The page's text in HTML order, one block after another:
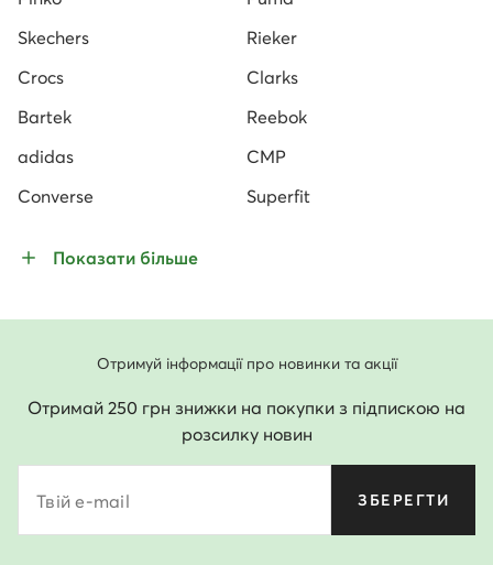
Skechers
Rieker
Crocs
Clarks
Bartek
Reebok
adidas
CMP
Converse
Superfit
Показати більше
Отримуй інформації про новинки та акції
Отримай 250 грн знижки на покупки з підпискою на
розсилку новин
Твій e-mail ЗБЕРЕГТИ